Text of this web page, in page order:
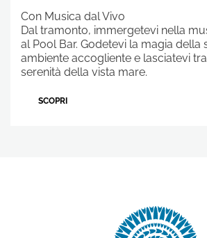
Con Musica dal Vivo
Dal tramonto, immergetevi nella
al Pool Bar. Godetevi la magia della
ambiente accogliente e lasciatevi
serenità della vista mare.
SCOPRI